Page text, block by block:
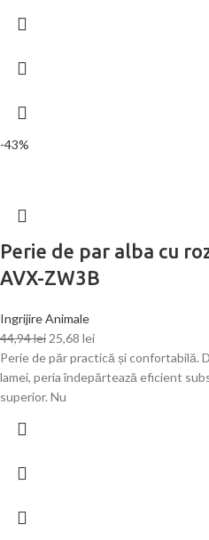
-43%
Perie de par alba cu
AVX-ZW3B
Ingrijire Animale
44,94lei 25,68 lei
Perie de păr practică și confortabilă.
lamei, peria îndepărtează eficient
superior. Nu